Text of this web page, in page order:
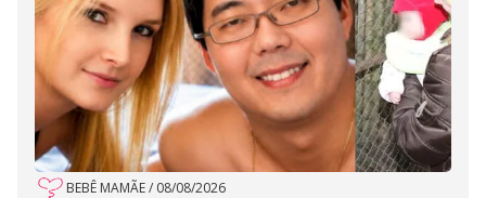
BEBÊ MAMÃE/ 08/08/2026